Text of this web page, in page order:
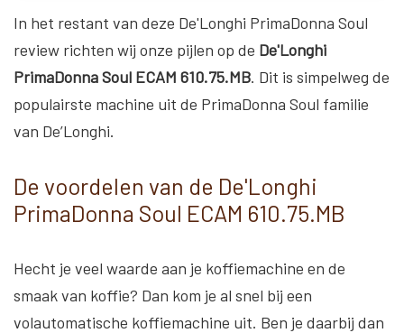
In het restant van deze De'Longhi PrimaDonna Soul
review richten wij onze pijlen op de De'Longhi
PrimaDonna Soul ECAM 610.75.MB. Dit is simpelweg de
populairste machine uit de PrimaDonna Soul familie
van De’Longhi.
De voordelen van de De'Longhi
PrimaDonna Soul ECAM 610.75.MB
Hecht je veel waarde aan je koffiemachine en de
smaak van koffie? Dan kom je al snel bij een
volautomatische koffiemachine uit. Ben je daarbij dan